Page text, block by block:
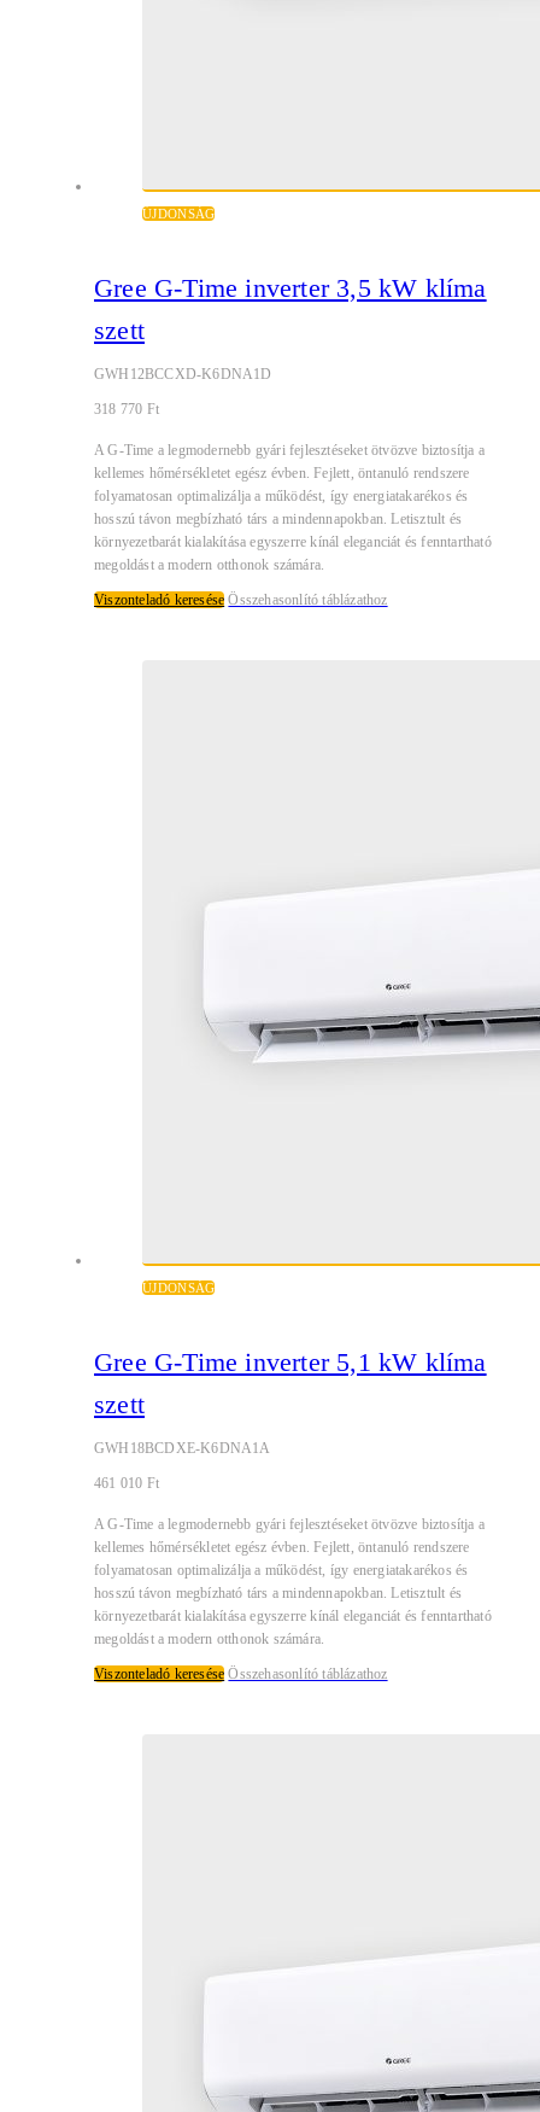
ÚJDONSÁG
Gree G-Time inverter 3,5 kW klíma
szett
GWH12BCCXD-K6DNA1D
318 770 Ft
A G-Time a legmodernebb gyári fejlesztéseket ötvözve biztosítja a
kellemes hőmérsékletet egész évben. Fejlett, öntanuló rendszere
folyamatosan optimalizálja a működést, így energiatakarékos és
hosszú távon megbízható társ a mindennapokban. Letisztult és
környezetbarát kialakítása egyszerre kínál eleganciát és fenntartható
megoldást a modern otthonok számára.
Viszonteladó keresése Összehasonlító táblázathoz
ÚJDONSÁG
Gree G-Time inverter 5,1 kW klíma
szett
GWH18BCDXE-K6DNA1A
461 010 Ft
A G-Time a legmodernebb gyári fejlesztéseket ötvözve biztosítja a
kellemes hőmérsékletet egész évben. Fejlett, öntanuló rendszere
folyamatosan optimalizálja a működést, így energiatakarékos és
hosszú távon megbízható társ a mindennapokban. Letisztult és
környezetbarát kialakítása egyszerre kínál eleganciát és fenntartható
megoldást a modern otthonok számára.
Viszonteladó keresése Összehasonlító táblázathoz